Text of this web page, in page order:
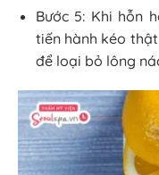
Bước 5: Khi hỗn
tiến hành kéo
để loại bỏ lông